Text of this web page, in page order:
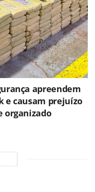
apreendem
e causam prejuízo
organizado